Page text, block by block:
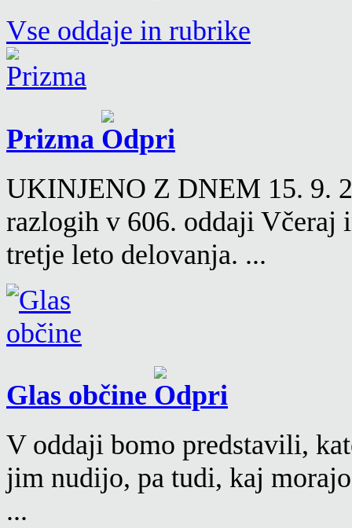
Vse oddaje in rubrike
Prizma
UKINJENO Z DNEM 15. 9.
razlogih v 606. oddaji Včeraj
tretje leto delovanja. ...
Glas občine
V oddaji bomo predstavili,
jim nudijo, pa tudi, kaj
...